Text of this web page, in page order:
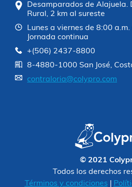
Desamparados de Alajuela.
Rural, 2 km al sureste
Lunes a viernes de 8:00
Jornada continua
+(506) 2437-8800
8-4880-1000 San José,
contraloria@colypro.com
© 2021
Todos los derechos
Términos y condiciones